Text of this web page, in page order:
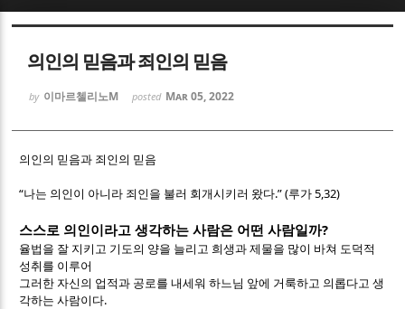
의인의 믿음과 죄인의 믿음
by 이마르첼리노M posted Mar 05, 2022
의인의 믿음과 죄인의 믿음
“나는 의인이 아니라 죄인을 불러 회개시키러 왔다.” (루가5,32)
스스로 의인이라고 생각하는 사람은 어떤 사람일까?
율법을 잘 지키고 기도의 양을 늘리고 희생과 제물을 많이 바쳐 도덕적
성취를 이루어
그러한 자신의 업적과 공로를 내세워 하느님 앞에 거룩하고 의롭다고 생
각하는 사람이다.
Sketchbook5, 스케치북5
Sketchbook5, 스케치북5
Sketchbook5, 스케치북5
Sketchbook5, 스케치북5